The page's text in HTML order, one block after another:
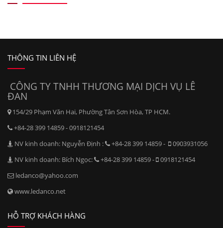
THÔNG TIN LIÊN HỆ
CÔNG TY TNHH THƯƠNG MẠI DỊCH VỤ LÊ
ĐAN
154/29 Phạm Văn Hai, Phường Tân Sơn Hòa, TP HCM.
+84-28 399 14859 - 0918121454
NV kinh doanh: Nguyễn Định :
+84-28 399 14859 -
0903931056
NV kinh doanh: Bích Ngọc:
+84-28 399 14859 -
0918121454
ledanco@yahoo.com
www.ledanco.net
HỖ TRỢ KHÁCH HÀNG